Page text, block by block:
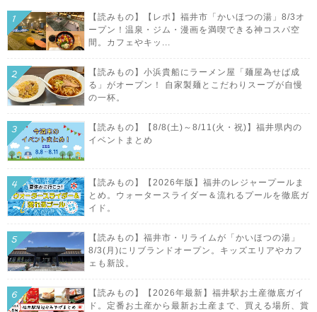
【読みもの】【レポ】福井市「かいほつの湯」8/3オ
ープン！温泉・ジム・漫画を満喫できる神コスパ空
間。カフェやキッ...
【読みもの】小浜貴船にラーメン屋「麺屋為せば成
る」がオープン！ 自家製麺とこだわりスープが自慢
の一杯。
【読みもの】【8/8(土)～8/11(火・祝)】福井県内の
イベントまとめ
【読みもの】【2026年版】福井のレジャープールま
とめ。ウォータースライダー＆流れるプールを徹底ガ
イド。
【読みもの】福井市・リライムが「かいほつの湯」
8/3(月)にリブランドオープン。キッズエリアやカフ
ェも新設。
【読みもの】【2026年最新】福井駅お土産徹底ガイ
ド。定番お土産から最新お土産まで、買える場所、賞